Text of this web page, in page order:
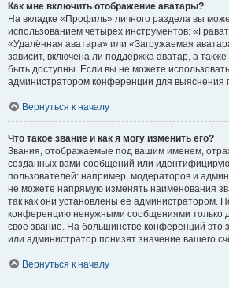
Как мне включить отображение аватары?
На вкладке «Профиль» личного раздела вы
использованием четырёх инструментов:
«Удалённая аватара» или «Загружаемая
зависит, включена ли поддержка аватар, а
быть доступны. Если вы не можете
администратором конференции для выяснения
Вернуться к началу
Что такое звание и как я могу изменить его?
Звания, отображаемые под вашим именем,
созданных вами сообщений или
пользователей: например, модераторов и
не можете напрямую изменять наименования
так как они установлены её администратором.
конференцию ненужными сообщениями только
своё звание. На большинстве конференций это
или администратор понизят значение вашего
Вернуться к началу